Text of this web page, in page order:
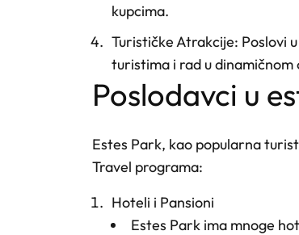
kupcima.
Turističke Atrakcije: Poslovi
turistima i rad u dinamičnom
poslodavci u
Estes Park, kao popularna
Travel programa:
Hoteli i Pansioni
Estes Park ima mnoge